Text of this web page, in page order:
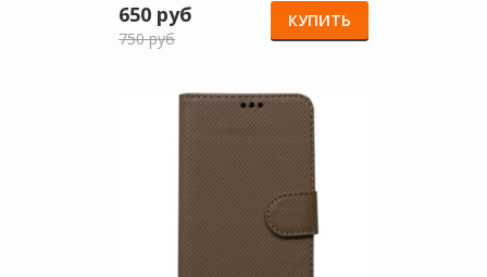
650 руб
750 руб
КУПИТЬ